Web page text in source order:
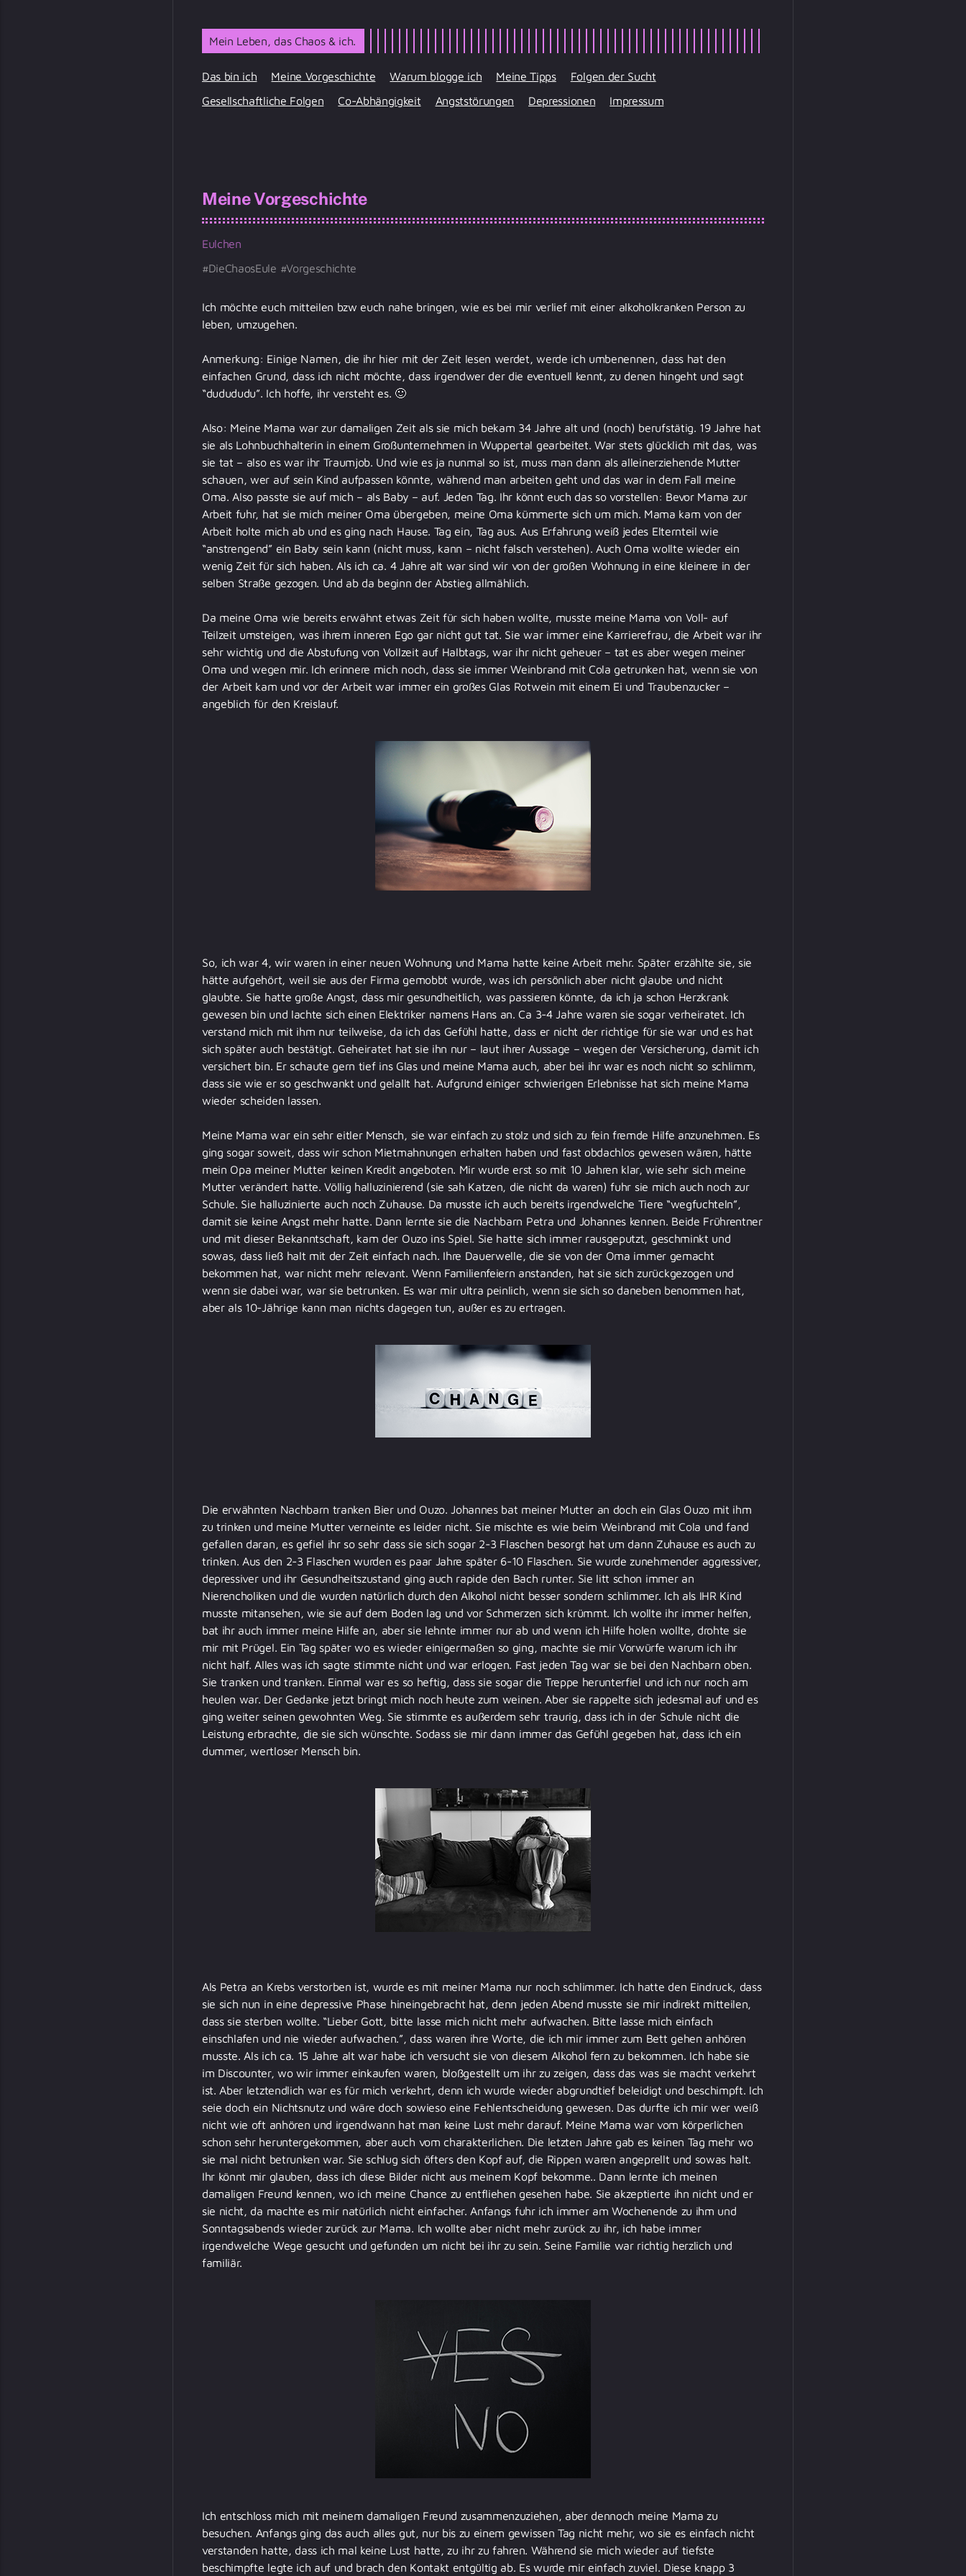
Mein Leben, das Chaos & ich.
Das bin ich Meine Vorgeschichte Warum blogge ich Meine Tipps
Folgen der Sucht
Gesellschaftliche Folgen
Co-Abhängigkeit Angststörungen Depressionen Impressum
Meine Vorgeschichte
Eulchen
DieChaosEule
Vorgeschichte
Ich möchte euch mitteilen bzw euch nahe bringen, wie es bei mir verlief mit einer alkoholkranken Person zu
leben, umzugehen.
Anmerkung: Einige Namen, die ihr hier mit der Zeit lesen werdet, werde ich umbenennen, dass hat den
einfachen Grund, dass ich nicht möchte, dass irgendwer der die eventuell kennt, zu denen hingeht und sagt
“dudududu”. Ich hoffe, ihr versteht es. 🙂
Also: Meine Mama war zur damaligen Zeit als sie mich bekam 34 Jahre alt und (noch) berufstätig. 19 Jahre hat
sie als Lohnbuchhalterin in einem Großunternehmen in Wuppertal gearbeitet. War stets glücklich mit das, was
sie tat – also es war ihr Traumjob. Und wie es ja nunmal so ist, muss man dann als alleinerziehende Mutter
schauen, wer auf sein Kind aufpassen könnte, während man arbeiten geht und das war in dem Fall meine
Oma. Also passte sie auf mich – als Baby – auf. Jeden Tag. Ihr könnt euch das so vorstellen: Bevor Mama zur
Arbeit fuhr, hat sie mich meiner Oma übergeben, meine Oma kümmerte sich um mich. Mama kam von der
Arbeit holte mich ab und es ging nach Hause. Tag ein, Tag aus. Aus Erfahrung weiß jedes Elternteil wie
“anstrengend” ein Baby sein kann (nicht muss, kann – nicht falsch verstehen). Auch Oma wollte wieder ein
wenig Zeit für sich haben. Als ich ca. 4 Jahre alt war sind wir von der großen Wohnung in eine kleinere in der
selben Straße gezogen. Und ab da beginn der Abstieg allmählich.
Da meine Oma wie bereits erwähnt etwas Zeit für sich haben wollte, musste meine Mama von Voll- auf
Teilzeit umsteigen, was ihrem inneren Ego gar nicht gut tat. Sie war immer eine Karrierefrau, die Arbeit war ihr
sehr wichtig und die Abstufung von Vollzeit auf Halbtags, war ihr nicht geheuer – tat es aber wegen meiner
Oma und wegen mir. Ich erinnere mich noch, dass sie immer Weinbrand mit Cola getrunken hat, wenn sie von
der Arbeit kam und vor der Arbeit war immer ein großes Glas Rotwein mit einem Ei und Traubenzucker –
angeblich für den Kreislauf.
So, ich war 4, wir waren in einer neuen Wohnung und Mama hatte keine Arbeit mehr. Später erzählte sie, sie
hätte aufgehört, weil sie aus der Firma gemobbt wurde, was ich persönlich aber nicht glaube und nicht
glaubte. Sie hatte große Angst, dass mir gesundheitlich, was passieren könnte, da ich ja schon Herzkrank
gewesen bin und lachte sich einen Elektriker namens Hans an. Ca 3-4 Jahre waren sie sogar verheiratet. Ich
verstand mich mit ihm nur teilweise, da ich das Gefühl hatte, dass er nicht der richtige für sie war und es hat
sich später auch bestätigt. Geheiratet hat sie ihn nur – laut ihrer Aussage – wegen der Versicherung, damit ich
versichert bin. Er schaute gern tief ins Glas und meine Mama auch, aber bei ihr war es noch nicht so schlimm,
dass sie wie er so geschwankt und gelallt hat. Aufgrund einiger schwierigen Erlebnisse hat sich meine Mama
wieder scheiden lassen.
Meine Mama war ein sehr eitler Mensch, sie war einfach zu stolz und sich zu fein fremde Hilfe anzunehmen. Es
ging sogar soweit, dass wir schon Mietmahnungen erhalten haben und fast obdachlos gewesen wären, hätte
mein Opa meiner Mutter keinen Kredit angeboten. Mir wurde erst so mit 10 Jahren klar, wie sehr sich meine
Mutter verändert hatte. Völlig halluzinierend (sie sah Katzen, die nicht da waren) fuhr sie mich auch noch zur
Schule. Sie halluzinierte auch noch Zuhause. Da musste ich auch bereits irgendwelche Tiere “wegfuchteln”,
damit sie keine Angst mehr hatte. Dann lernte sie die Nachbarn Petra und Johannes kennen. Beide Frührentner
und mit dieser Bekanntschaft, kam der Ouzo ins Spiel. Sie hatte sich immer rausgeputzt, geschminkt und
sowas, dass ließ halt mit der Zeit einfach nach. Ihre Dauerwelle, die sie von der Oma immer gemacht
bekommen hat, war nicht mehr relevant. Wenn Familienfeiern anstanden, hat sie sich zurückgezogen und
wenn sie dabei war, war sie betrunken. Es war mir ultra peinlich, wenn sie sich so daneben benommen hat,
aber als 10-Jährige kann man nichts dagegen tun, außer es zu ertragen.
Die erwähnten Nachbarn tranken Bier und Ouzo. Johannes bat meiner Mutter an doch ein Glas Ouzo mit ihm
zu trinken und meine Mutter verneinte es leider nicht. Sie mischte es wie beim Weinbrand mit Cola und fand
gefallen daran, es gefiel ihr so sehr dass sie sich sogar 2-3 Flaschen besorgt hat um dann Zuhause es auch zu
trinken. Aus den 2-3 Flaschen wurden es paar Jahre später 6-10 Flaschen. Sie wurde zunehmender aggressiver,
depressiver und ihr Gesundheitszustand ging auch rapide den Bach runter. Sie litt schon immer an
Nierencholiken und die wurden natürlich durch den Alkohol nicht besser sondern schlimmer. Ich als IHR Kind
musste mitansehen, wie sie auf dem Boden lag und vor Schmerzen sich krümmt. Ich wollte ihr immer helfen,
bat ihr auch immer meine Hilfe an, aber sie lehnte immer nur ab und wenn ich Hilfe holen wollte, drohte sie
mir mit Prügel. Ein Tag später wo es wieder einigermaßen so ging, machte sie mir Vorwürfe warum ich ihr
nicht half. Alles was ich sagte stimmte nicht und war erlogen. Fast jeden Tag war sie bei den Nachbarn oben.
Sie tranken und tranken. Einmal war es so heftig, dass sie sogar die Treppe herunterfiel und ich nur noch am
heulen war. Der Gedanke jetzt bringt mich noch heute zum weinen. Aber sie rappelte sich jedesmal auf und es
ging weiter seinen gewohnten Weg. Sie stimmte es außerdem sehr traurig, dass ich in der Schule nicht die
Leistung erbrachte, die sie sich wünschte. Sodass sie mir dann immer das Gefühl gegeben hat, dass ich ein
dummer, wertloser Mensch bin.
Als Petra an Krebs verstorben ist, wurde es mit meiner Mama nur noch schlimmer. Ich hatte den Eindruck, dass
sie sich nun in eine depressive Phase hineingebracht hat, denn jeden Abend musste sie mir indirekt mitteilen,
dass sie sterben wollte. “Lieber Gott, bitte lasse mich nicht mehr aufwachen. Bitte lasse mich einfach
einschlafen und nie wieder aufwachen.”, dass waren ihre Worte, die ich mir immer zum Bett gehen anhören
musste. Als ich ca. 15 Jahre alt war habe ich versucht sie von diesem Alkohol fern zu bekommen. Ich habe sie
im Discounter, wo wir immer einkaufen waren, bloßgestellt um ihr zu zeigen, dass das was sie macht verkehrt
ist. Aber letztendlich war es für mich verkehrt, denn ich wurde wieder abgrundtief beleidigt und beschimpft. Ich
seie doch ein Nichtsnutz und wäre doch sowieso eine Fehlentscheidung gewesen. Das durfte ich mir wer weiß
nicht wie oft anhören und irgendwann hat man keine Lust mehr darauf. Meine Mama war vom körperlichen
schon sehr heruntergekommen, aber auch vom charakterlichen. Die letzten Jahre gab es keinen Tag mehr wo
sie mal nicht betrunken war. Sie schlug sich öfters den Kopf auf, die Rippen waren angeprellt und sowas halt.
Ihr könnt mir glauben, dass ich diese Bilder nicht aus meinem Kopf bekomme.. Dann lernte ich meinen
damaligen Freund kennen, wo ich meine Chance zu entfliehen gesehen habe. Sie akzeptierte ihn nicht und er
sie nicht, da machte es mir natürlich nicht einfacher. Anfangs fuhr ich immer am Wochenende zu ihm und
Sonntagsabends wieder zurück zur Mama. Ich wollte aber nicht mehr zurück zu ihr, ich habe immer
irgendwelche Wege gesucht und gefunden um nicht bei ihr zu sein. Seine Familie war richtig herzlich und
familiär.
Ich entschloss mich mit meinem damaligen Freund zusammenzuziehen, aber dennoch meine Mama zu
besuchen. Anfangs ging das auch alles gut, nur bis zu einem gewissen Tag nicht mehr, wo sie es einfach nicht
verstanden hatte, dass ich mal keine Lust hatte, zu ihr zu fahren. Während sie mich wieder auf tiefste
beschimpfte legte ich auf und brach den Kontakt entgültig ab. Es wurde mir einfach zuviel. Diese knapp 3